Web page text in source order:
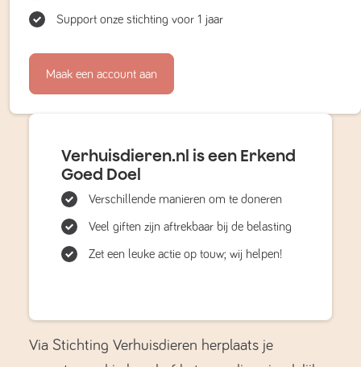
Support onze stichting voor 1 jaar
Maak een account aan
Verhuisdieren.nl is een Erkend
Goed Doel
Verschillende manieren om te doneren
Veel giften zijn aftrekbaar bij de belasting
Zet een leuke actie op touw; wij helpen!
Via Stichting Verhuisdieren herplaats je